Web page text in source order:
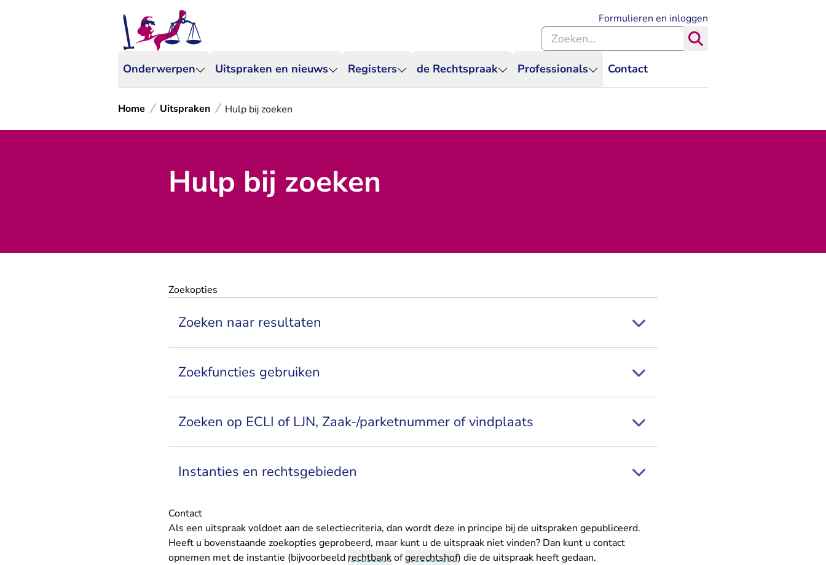
Onderwerpen Uitspraken en nieuws Registers de Rechtspraak Professionals Contact
Formulieren en inloggen
Zoeken binnen de Rechtspraak
Home Uitspraken Hulp bij zoeken
Hulp bij zoeken
Zoekopties
Zoeken naar resultaten
Zoekfuncties gebruiken
Zoeken op ECLI of LJN, Zaak-/parketnummer of vindplaats
Instanties en rechtsgebieden
Contact
Als een uitspraak voldoet aan de selectiecriteria, dan wordt deze in principe bij de uitspraken - U verlaat Rechtspraak.nl
gepubliceerd.
Heeft u bovenstaande zoekopties geprobeerd, maar kunt u de uitspraak niet vinden? Dan kunt u contact
opnemen met de instantie (bijvoorbeeldrechtbankofgerechtshof) die de uitspraak heeft gedaan.